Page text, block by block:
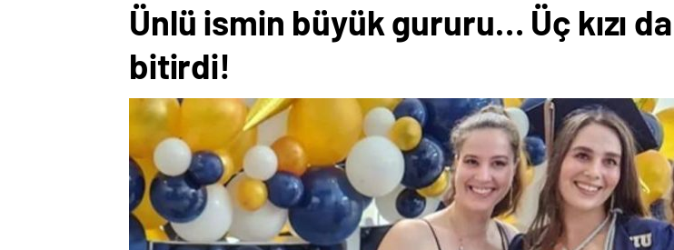
Ünlü ismin büyük gururu… Üç kızı
bitirdi!